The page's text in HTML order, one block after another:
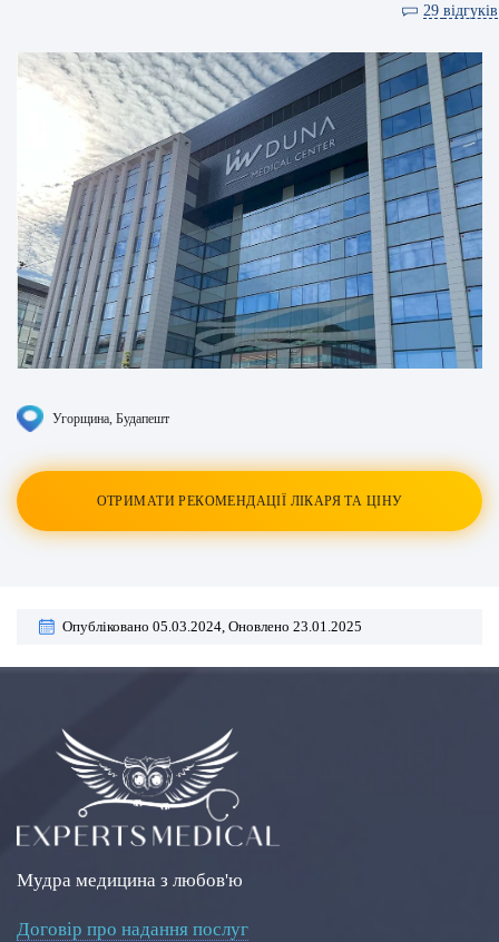
29 відгуків
Угорщина , Будапешт
ОТРИМАТИ РЕКОМЕНДАЦІЇ ЛІКАРЯ ТА ЦІНУ
Опубліковано 05.03.2024, Оновлено 23.01.2025
Мудра медицина з любов'ю
Договір про надання послуг